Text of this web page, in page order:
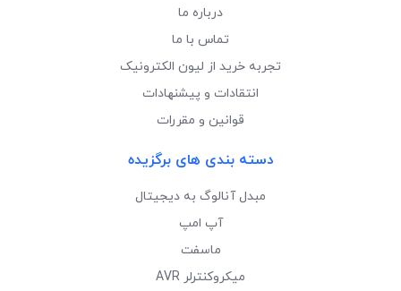
درباره ما
تماس با ما
تجربه خرید از لیون الکترونیک
انتقادات و پیشنهادات
قوانین و مقررات
دسته بندی های برگزیده
مبدل آنالوگ به دیجیتال
آپ امپ
ماسفت
میکروکنترلر AVR